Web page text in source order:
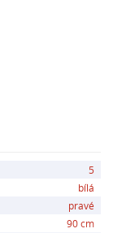
rámečkem
hloubka
5
bílá
pravé
90 cm